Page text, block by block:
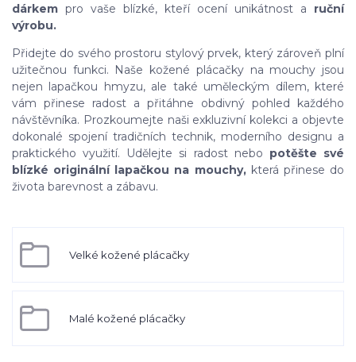
dárkem pro vaše blízké, kteří ocení unikátnost a ruční
výrobu.
Přidejte do svého prostoru stylový prvek, který zároveň plní
užitečnou funkci. Naše kožené plácačky na mouchy jsou
nejen lapačkou hmyzu, ale také uměleckým dílem, které
vám přinese radost a přitáhne obdivný pohled každého
návštěvníka. Prozkoumejte naši exkluzivní kolekci a objevte
dokonalé spojení tradičních technik, moderního designu a
praktického využití. Udělejte si radost nebo potěšte své
blízké originální lapačkou na mouchy,která přinese do
života barevnost a zábavu.
Velké kožené plácačky
Malé kožené plácačky